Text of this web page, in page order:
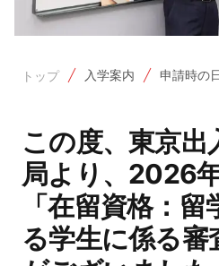
トップ 入学案内 申請時の
この度、東京出
局より、2026
「在留資格：
る学生に係る審